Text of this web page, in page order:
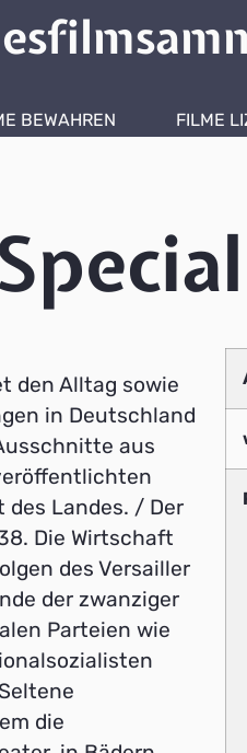
BEWAHREN FILME
den Alltag sowie
in Deutschland
aus
Landes. / Der
Die Wirtschaft
des Versailler
der zwanziger
Parteien wie
die